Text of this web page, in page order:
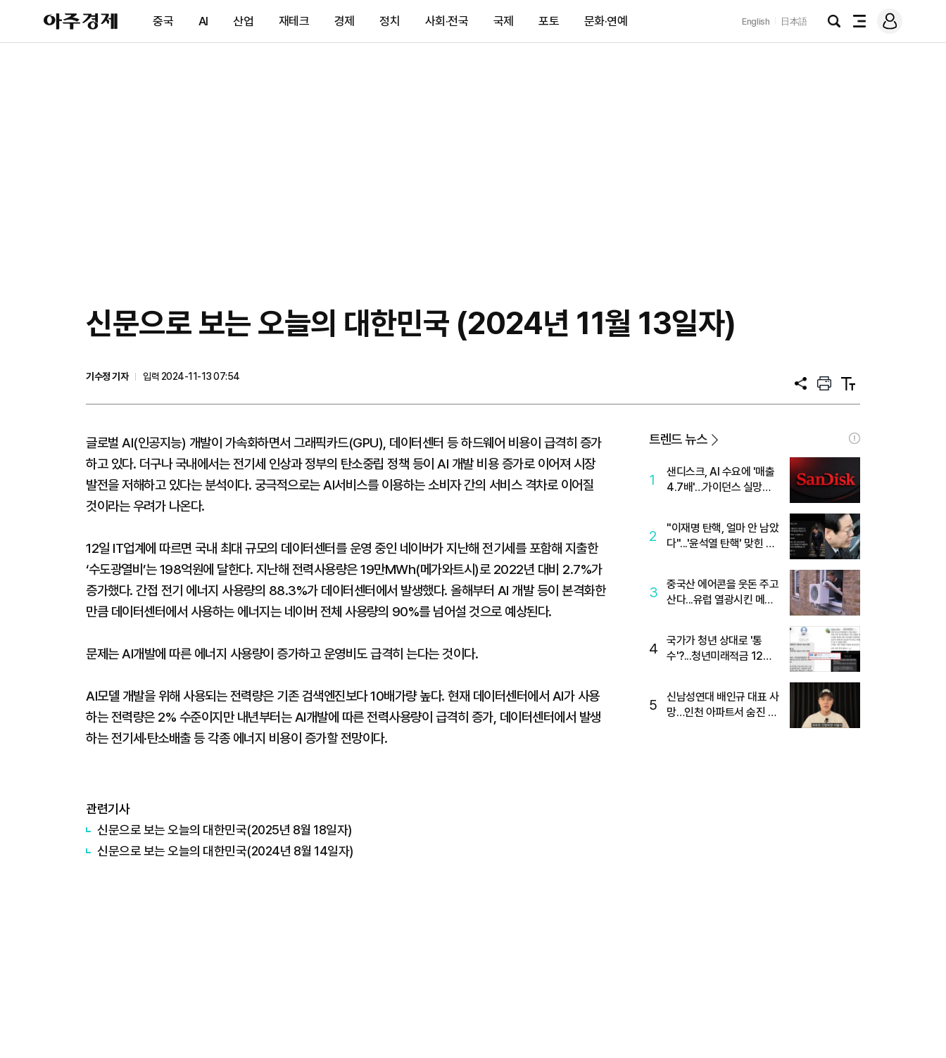
아
주
제
중국 AI 산업 재테크 경제 정치 사회·전국 국제 포토 문화·연예 English 日本語
검
전
메
그
신문으로 보는 오늘의 대한민국 (2024년 11월 13일자)
기수정 기자
입력 2024-11-13 07:54
공
프
트
텍
트
글로벌 AI(인공지능) 개발이 가속화하면서 그래픽카드(GPU), 데이터센터 등 하드웨어 비용이 급격히 증가
하고 있다. 더구나 국내에서는 전기세 인상과 정부의 탄소중립 정책 등이 AI 개발 비용 증가로 이어져 시장
발전을 저해하고 있다는 분석이다. 궁극적으로는 AI서비스를 이용하는 소비자 간의 서비스 격차로 이어질
것이라는 우려가 나온다.
12일 IT업계에 따르면 국내 최대 규모의 데이터센터를 운영 중인 네이버가 지난해 전기세를 포함해 지출한
‘수도광열비’는 198억원에 달한다. 지난해 전력사용량은 19만MWh(메가와트시)로 2022년 대비 2.7%가
증가했다. 간접 전기 에너지 사용량의 88.3%가 데이터센터에서 발생했다. 올해부터 AI 개발 등이 본격화한
만큼 데이터센터에서 사용하는 에너지는 네이버 전체 사용량의 90%를 넘어설 것으로 예상된다.
문제는 AI개발에 따른 에너지 사용량이 증가하고 운영비도 급격히 는다는 것이다.
AI모델 개발을 위해 사용되는 전력량은 기존 검색엔진보다 10배가량 높다. 현재 데이터센터에서 AI가 사용
하는 전력량은 2% 수준이지만 내년부터는 AI개발에 따른 전력사용량이 급격히 증가, 데이터센터에서 발생
하는 전기세·탄소배출 등 각종 에너지 비용이 증가할 전망이다.
관련기사
신문으로 보는 오늘의 대한민국(2025년 8월 18일자)
신문으로 보는 오늘의 대한민국(2024년 8월 14일자)
트렌드 뉴스
1
샌디스크, AI 수요에 '매출
4.7배'…가이던스 실망에
2
"이재명 탄핵, 얼마 안 남았
다"...'윤석열 탄핵' 맞힌 무
3
중국산 에어콘을 웃돈 주고
산다...유럽 열광시킨 메이
4
국가가 청년 상대로 '통
수'?...청년미래적금 12%
5
신남성연대 배인규 대표 사
망…인천 아파트서 숨진 채